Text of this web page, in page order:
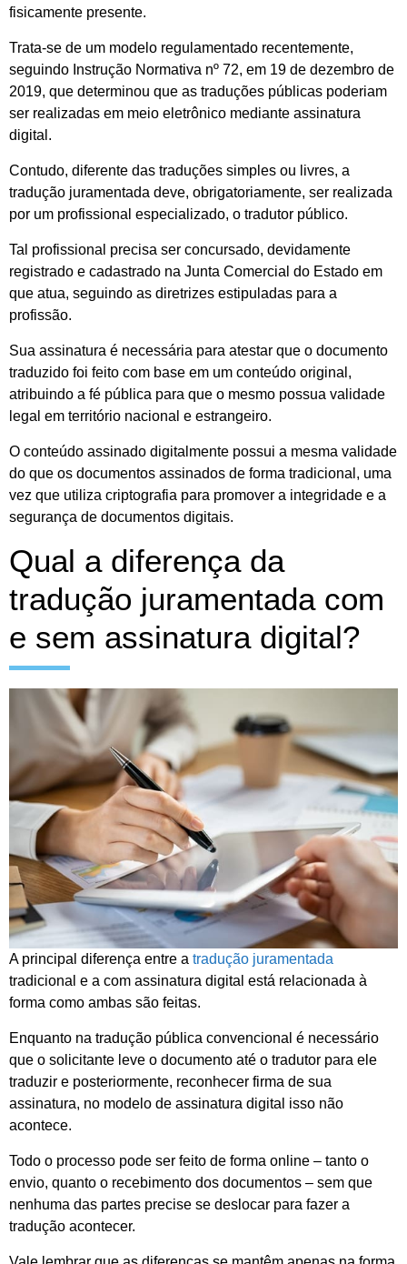
fisicamente presente.
Trata-se de um modelo regulamentado recentemente,
seguindo Instrução Normativa nº 72, em 19 de dezembro de
2019, que determinou que as traduções públicas poderiam
ser realizadas em meio eletrônico mediante assinatura
digital.
Contudo, diferente das traduções simples ou livres, a
tradução juramentada deve, obrigatoriamente, ser realizada
por um profissional especializado, o tradutor público.
Tal profissional precisa ser concursado, devidamente
registrado e cadastrado na Junta Comercial do Estado em
que atua, seguindo as diretrizes estipuladas para a
profissão.
Sua assinatura é necessária para atestar que o documento
traduzido foi feito com base em um conteúdo original,
atribuindo a fé pública para que o mesmo possua validade
legal em território nacional e estrangeiro.
O conteúdo assinado digitalmente possui a mesma validade
do que os documentos assinados de forma tradicional, uma
vez que utiliza criptografia para promover a integridade e a
segurança de documentos digitais.
Qual a diferença da
tradução juramentada com
e sem assinatura digital?
A principal diferença entre a tradução juramentada
tradicional e a com assinatura digital está relacionada à
forma como ambas são feitas.
Enquanto na tradução pública convencional é necessário
que o solicitante leve o documento até o tradutor para ele
traduzir e posteriormente, reconhecer firma de sua
assinatura, no modelo de assinatura digital isso não
acontece.
Todo o processo pode ser feito de forma online – tanto o
envio, quanto o recebimento dos documentos – sem que
nenhuma das partes precise se deslocar para fazer a
tradução acontecer.